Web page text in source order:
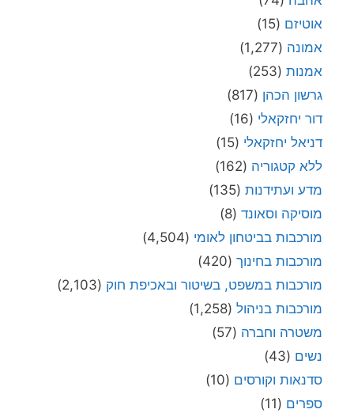
אוטיזם (15)
אמונה (1,277)
אמנות (253)
גרשון הכהן (817)
דור יחזקאלי (16)
דניאל יחזקאלי (15)
ללא קטגוריה (162)
מדע ועתידנות (135)
מוסיקה וסאונד (8)
מורכבות בביטחון לאומי (4,504)
מורכבות בחינוך (420)
מורכבות במשפט, בשיטור ובאכיפת חוק (2,103)
מורכבות בניהול (1,258)
משטרה וחברה (57)
נשים (43)
סדנאות וקורסים (10)
ספרים (11)